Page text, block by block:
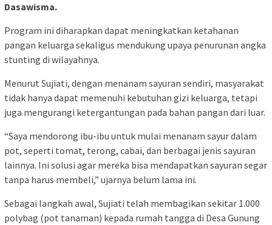
Dasawisma.
Program ini diharapkan dapat meningkatkan ketahanan
pangan keluarga sekaligus mendukung upaya penurunan angka
stunting di wilayahnya.
Menurut Sujiati, dengan menanam sayuran sendiri, masyarakat
tidak hanya dapat memenuhi kebutuhan gizi keluarga, tetapi
juga mengurangi ketergantungan pada bahan pangan dari luar.
“Saya mendorong ibu-ibu untuk mulai menanam sayur dalam
pot, seperti tomat, terong, cabai, dan berbagai jenis sayuran
lainnya. Ini solusi agar mereka bisa mendapatkan sayuran segar
tanpa harus membeli,” ujarnya belum lama ini.
Sebagai langkah awal, Sujiati telah membagikan sekitar 1.000
polybag (pot tanaman) kepada rumah tangga di Desa Gunung